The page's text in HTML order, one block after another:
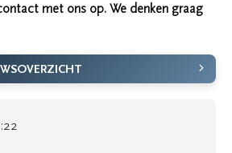
met ons op. We denken graag